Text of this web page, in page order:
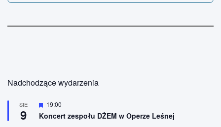
Nadchodzące wydarzenia
SIE
9
W
r
19:00
Koncert zespołu DŻEM w Operze Leśnej